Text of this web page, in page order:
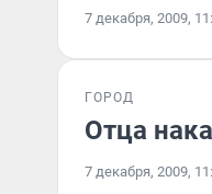
7 декабря, 2009,
ГОРОД
Отца
7 декабря, 2009,